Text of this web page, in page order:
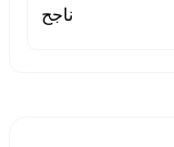
ناجح